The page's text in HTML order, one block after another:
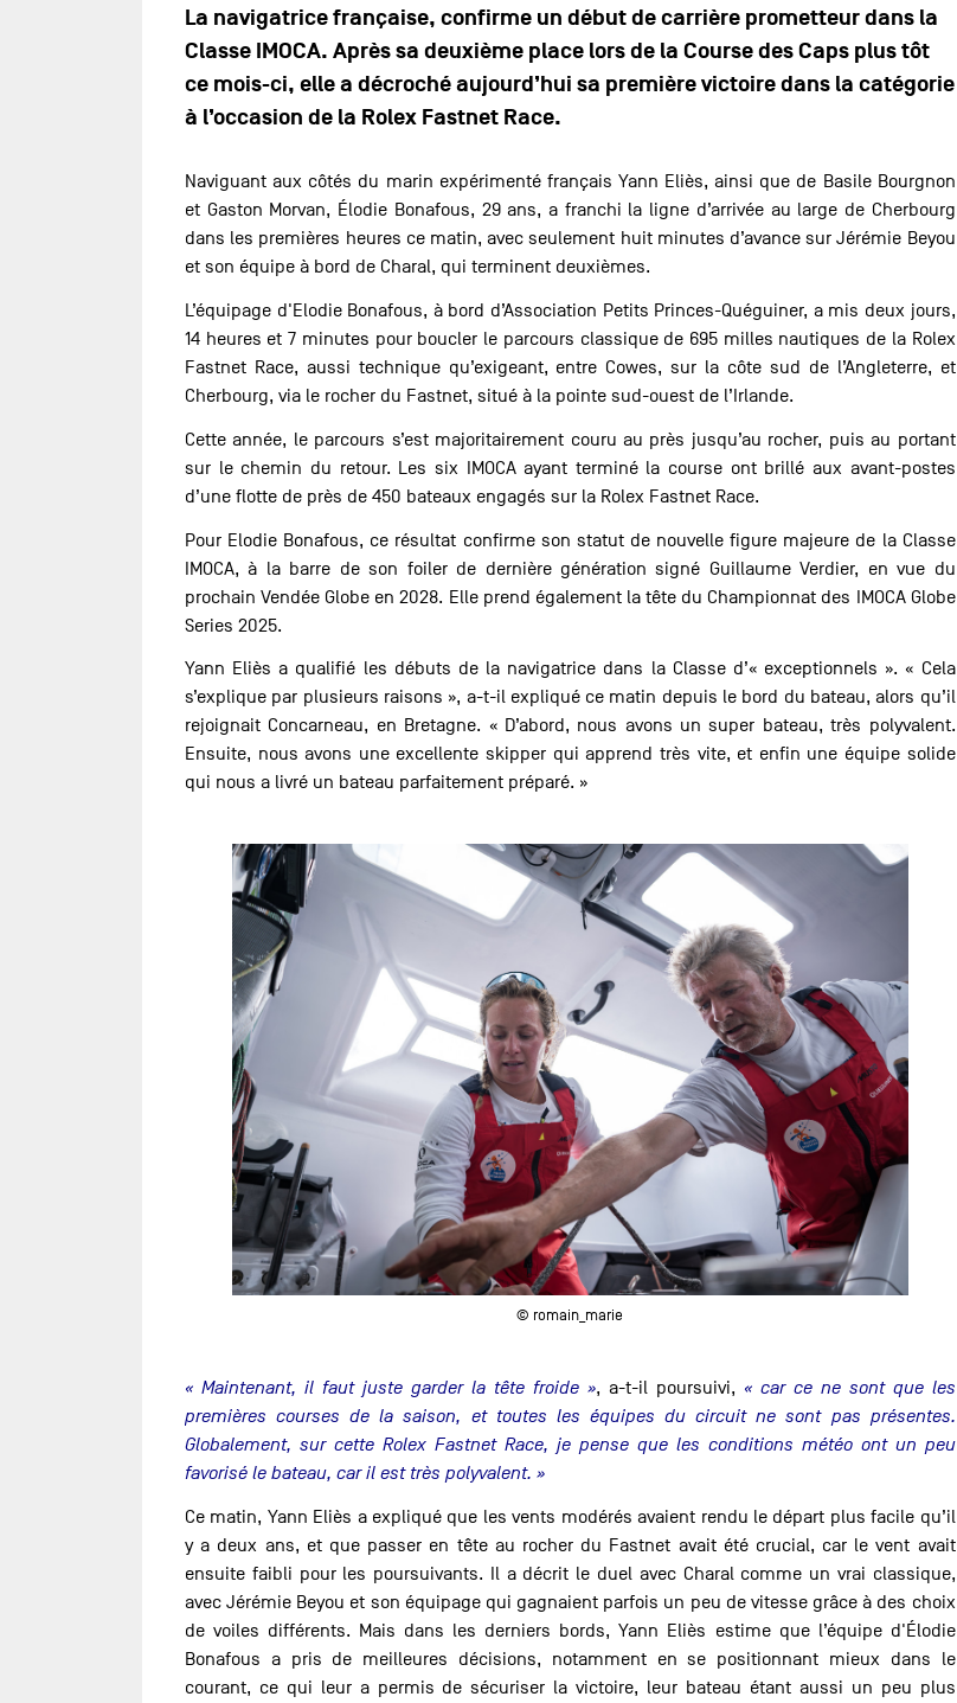
La navigatrice française, confirme un début de carrière prometteur dans la
Classe IMOCA. Après sa deuxième place lors de la Course des Caps plus tôt
ce mois-ci, elle a décroché aujourd’hui sa première victoire dans la catégorie
à l’occasion de la Rolex Fastnet Race.
Naviguant aux côtés du marin expérimenté français Yann Eliès, ainsi que de Basile Bourgnon
et Gaston Morvan, Élodie Bonafous, 29 ans, a franchi la ligne d’arrivée au large de Cherbourg
dans les premières heures ce matin, avec seulement huit minutes d’avance sur Jérémie Beyou
et son équipe à bord de Charal, qui terminent deuxièmes.
L’équipage d'Elodie Bonafous, à bord d’Association Petits Princes-Quéguiner, a mis deux jours,
14 heures et 7 minutes pour boucler le parcours classique de 695 milles nautiques de la Rolex
Fastnet Race, aussi technique qu’exigeant, entre Cowes, sur la côte sud de l’Angleterre, et
Cherbourg, via le rocher du Fastnet, situé à la pointe sud-ouest de l’Irlande.
Cette année, le parcours s’est majoritairement couru au près jusqu’au rocher, puis au portant
sur le chemin du retour. Les six IMOCA ayant terminé la course ont brillé aux avant-postes
d’une flotte de près de 450 bateaux engagés sur la Rolex Fastnet Race.
Pour Elodie Bonafous, ce résultat confirme son statut de nouvelle figure majeure de la Classe
IMOCA, à la barre de son foiler de dernière génération signé Guillaume Verdier, en vue du
prochain Vendée Globe en 2028. Elle prend également la tête du Championnat des IMOCA Globe
Series 2025.
Yann Eliès a qualifié les débuts de la navigatrice dans la Classe d’« exceptionnels ». « Cela
s’explique par plusieurs raisons », a-t-il expliqué ce matin depuis le bord du bateau, alors qu’il
rejoignait Concarneau, en Bretagne. « D’abord, nous avons un super bateau, très polyvalent.
Ensuite, nous avons une excellente skipper qui apprend très vite, et enfin une équipe solide
qui nous a livré un bateau parfaitement préparé. »
© romain_marie
« Maintenant, il faut juste garder la tête froide », a-t-il poursuivi, « car ce ne sont que les
premières courses de la saison, et toutes les équipes du circuit ne sont pas présentes.
Globalement, sur cette Rolex Fastnet Race, je pense que les conditions météo ont un peu
favorisé le bateau, car il est très polyvalent. »
Ce matin, Yann Eliès a expliqué que les vents modérés avaient rendu le départ plus facile qu’il
y a deux ans, et que passer en tête au rocher du Fastnet avait été crucial, car le vent avait
ensuite faibli pour les poursuivants. Il a décrit le duel avec Charal comme un vrai classique,
avec Jérémie Beyou et son équipage qui gagnaient parfois un peu de vitesse grâce à des choix
de voiles différents. Mais dans les derniers bords, Yann Eliès estime que l’équipe d'Élodie
Bonafous a pris de meilleures décisions, notamment en se positionnant mieux dans le
courant, ce qui leur a permis de sécuriser la victoire, leur bateau étant aussi un peu plus